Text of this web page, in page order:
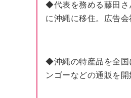
◆代表を務める藤田さ
に沖縄に移住。広告
◆沖縄の特産品を全国
ンゴーなどの通販を開